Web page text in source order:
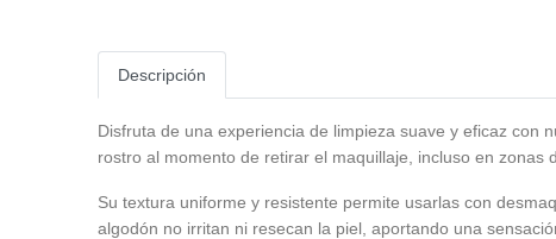
Descripción
Disfruta de una experiencia de limpieza suave y eficaz con
rostro al momento de retirar el maquillaje, incluso en zonas
Su textura uniforme y resistente permite usarlas con
algodón no irritan ni resecan la piel, aportando una